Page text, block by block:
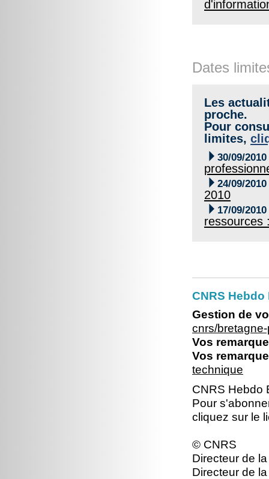
Dates
Les
proche.
Pour
limites,
 30/09/2010
 24/09/2010
2010
 17/09/2010
ressources
CNRS
Gestion de
cnrs/
Vos
Vos
technique
CNRS Hebdo
Pour
cliquez sur le
© CNRS
Directeur de
Directeur de